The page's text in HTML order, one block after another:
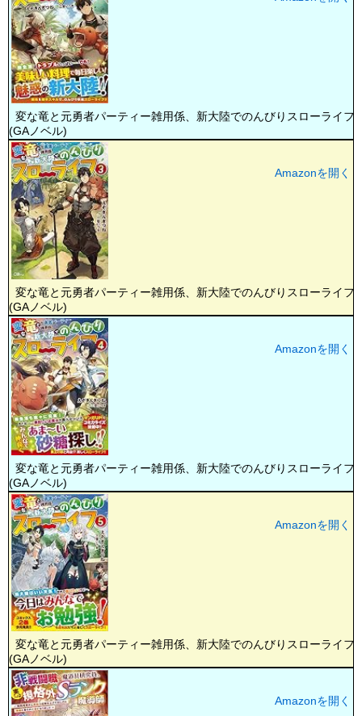
変な竜と元勇者パーティー雑用係、新大陸でのんびりスローライフ2
(GAノベル)
変な竜と元勇者パーティー雑用係、新大陸でのんびりスローライフ3
(GAノベル)
Amazonを開く
変な竜と元勇者パーティー雑用係、新大陸でのんびりスローライフ4
(GAノベル)
Amazonを開く
変な竜と元勇者パーティー雑用係、新大陸でのんびりスローライフ5
(GAノベル)
Amazonを開く
Amazonを開く